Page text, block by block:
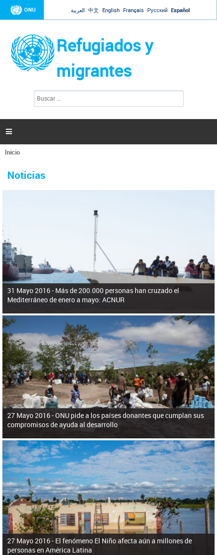
Jump to navigation
ONU العربية 中文 English Français Русский Español
Refugiados y
migrantes
l
d
s
q
u
e
d
a
s

Se
usted
aquí
Inicio
Noticias
reforzar la ayuda humanitaria en Venezuela
la ayuda humanitaria. Guerres ha reiterado que la ONU está lista para hacerlo,
pero necesita el consentimiento y la colaboración del Gobierno.
31 Mayo 2016 - Más de 200.000 personas han cruzado el
Mediterráneo de enero a mayo: ACNUR
27 Mayo 2016 -ONU pide a los países donantes que cumplan sus
compromisos de ayuda al desarrollo
27 Mayo 2016 - El fenómeno El Niño afecta aún a millones de
personas en América Latina